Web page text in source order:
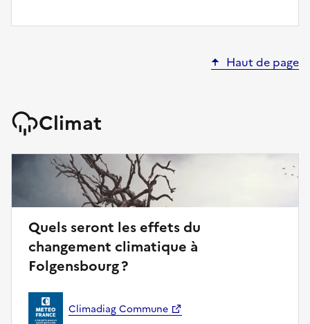
Haut de page
Climat
Quels seront les effets du
changement climatique à
Folgensbourg ?
Climadiag Commune